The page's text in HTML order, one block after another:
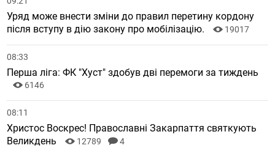
Уряд може внести зміни до правил перетину кордону
після вступу в дію закону про мобілізацію.
19017
08:33
Перша ліга: ФК "Хуст" здобув дві перемоги за тиждень
6146
08:11
Христос Воскрес! Православні Закарпаття святкують
Великдень
12789 4